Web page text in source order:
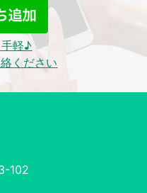
手軽♪
ください
102